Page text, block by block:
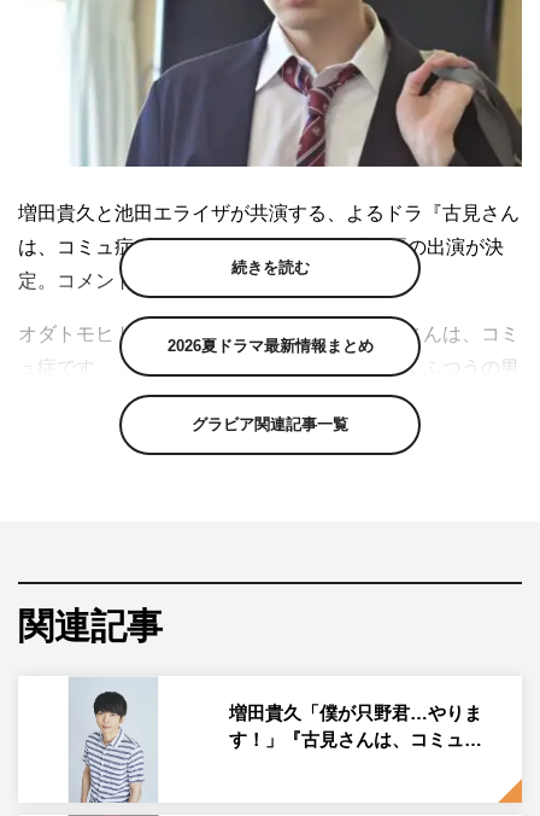
増田貴久と池田エライザが共演する、よるドラ『古見さん
は、コミュ症です。』（NHK総合）に城田優の出演が決
定。コメントが到着した。
オダトモヒトが漫画週刊誌で連載中の「古見さんは、コミ
ュ症です。」を、実写ドラマ化した本作。ごくふつうの男
子高校生とちょっと風変わりな女子高校生とのふれあいを
通して、“人付き合い”でたまに胸が締めつけられる人々
かな仲間たちを演じるキャストとして、吉川愛、ゆうたろ
う、筧美和子、大西礼芳、溝端淳平らも出演。そこに今
城田が演じるのは、只野くんと古見さんのクラスにやって
きたクセの強い男子転校生・成瀬詩守斗（なるせしす
と）。名前が示すとおり、成瀬くんは強烈なナルシスト
続きを読む
2026夏ドラマ最新情報まとめ
グラビア関連記事一覧
関連記事
増田貴久「僕が只野君…やりま
す！」『古見さんは、コミュ…